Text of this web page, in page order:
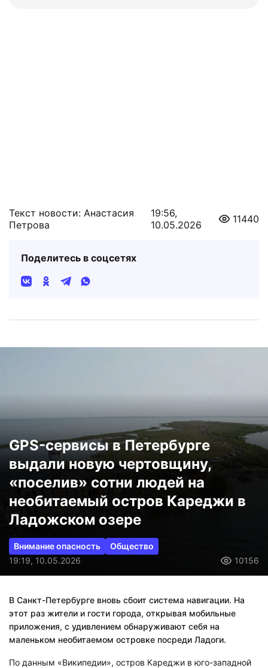
Текст новости: Анастасия
Петрова
19:56,
10.05.2026
11440
Поделитесь в соцсетях
GPS-сервисы в Петербурге
выдали новую чертовщину,
«поселив» сотни людей на
необитаемый остров Кареджи в
Ладожском озере
Внимание опасность
Общество
19:19, 10.05.2026
10156
В Санкт-Петербурге вновь сбоит система навигации. На
этот раз жители и гости города, открывая мобильные
приложения, с удивлением обнаруживают себя на
маленьком необитаемом островке посреди Ладоги.
По данным «Википедии», остров Кареджи в юго-западной